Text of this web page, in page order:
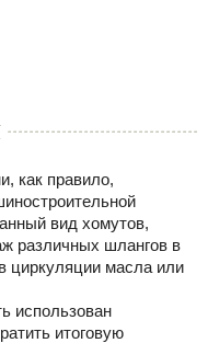
как правило,
вид хомутов,
различных шлангов в
циркуляции масла или
использован
итоговую